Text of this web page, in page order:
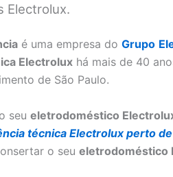
Electrolux.
é uma empresa do Grupo
Electrolux há mais de 40
de São Paulo.
seu eletrodoméstico
técnica Electrolux perto de
o seu eletrodoméstico